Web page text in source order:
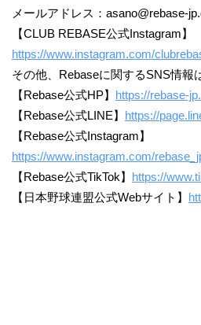
メールアドレス：asano@rebase-
【CLUB REBASE公式Instagram】
https://www.instagram.com/
その他、Rebaseに関するSNS情報
【Rebase公式HP】 https://rebase-
【Rebase公式LINE】 https://
【Rebase公式Instagram】
https://www.instagram.com/
【Rebase公式TikTok】 https://
【日本野球連盟公式Webサイト】